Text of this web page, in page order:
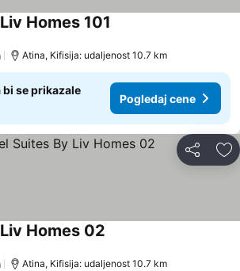
Homes 101
Atina, Kifisija: udaljenost 10.7 km
bi se prikazale
Pogledaj cene
Deli
Homes 02
Atina, Kifisija: udaljenost 10.7 km